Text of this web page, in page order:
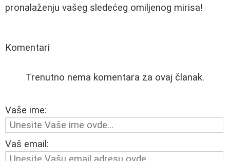
pronalaženju vašeg sledećeg omiljenog mirisa!
Komentari
Trenutno nema komentara za ovaj članak.
Vaše ime:
Vaš email: